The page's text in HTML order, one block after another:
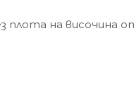
на височина